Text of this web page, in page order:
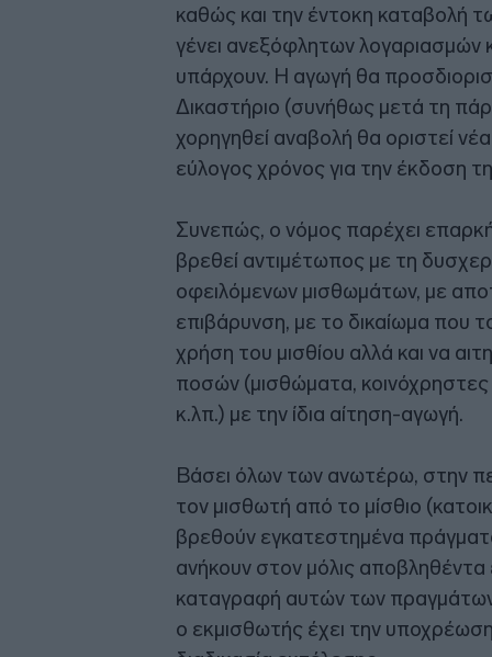
καθώς και την έντοκη καταβολή
γένει ανεξόφλητων λογαριασμών
υπάρχουν. Η αγωγή θα
Δικαστήριο (συνήθως μετά τη
χορηγηθεί αναβολή θα οριστεί νέα
εύλογος χρόνος για την έκδοση
Συνεπώς, ο νόμος παρέχει
βρεθεί αντιμέτωπος με τη
οφειλόμενων μισθωμάτων, με
επιβάρυνση, με το δικαίωμα που
χρήση του μισθίου αλλά και να
ποσών (μισθώματα,
κ.λπ.) με την ίδια αίτηση-αγωγή.
Βάσει όλων των ανωτέρω, στην
τον μισθωτή από το μίσθιο
βρεθούν εγκατεστημένα
ανήκουν στον μόλις αποβληθέντα
καταγραφή αυτών των πραγμάτων
ο εκμισθωτής έχει την